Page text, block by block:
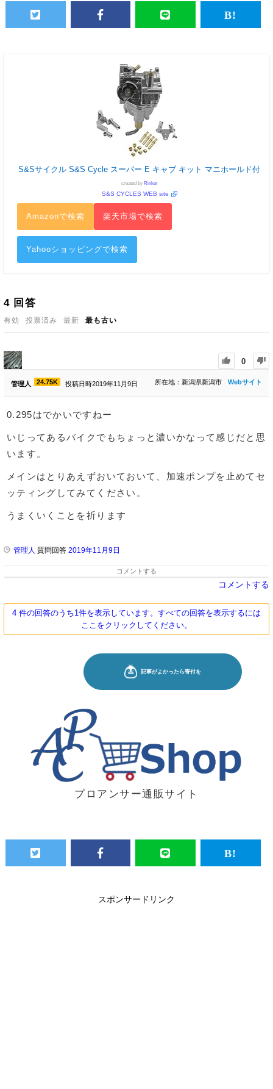
S&Sサイクル S&S Cycle スーパー E キャブ キット マニホールド付
created by Rinker
S&S CYCLES WEB site
Amazonで検索 楽天市場で検索
Yahooショッピングで検索
4 回答
有効 投票済み 最新 最も古い
0
管理人 24.75K 投稿日時2019年11月9日 Webサイト
所在地：新潟県新潟市
0.295はでかいですねー
いじってあるバイクでもちょっと濃いかなって感じだと思
います。
メインはとりあえずおいておいて、加速ポンプを止めてセ
ッティングしてみてください。
うまくいくことを祈ります
管理人 質問回答 2019年11月9日
コメントする
コメントする
4 件の回答のうち1件を表示しています。すべての回答を表示するには
ここをクリックしてください。
プロアンサー通販サイト
スポンサードリンク